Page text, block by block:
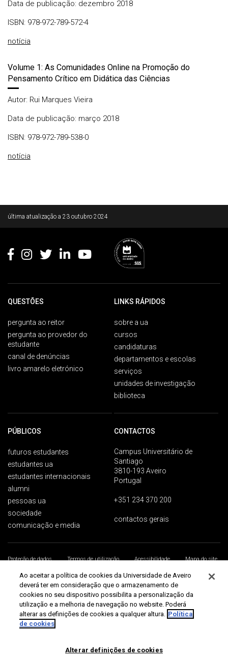
Data de publicação: dezembro 2018
ISBN: 978-972-789-572-4
notícia
Volume 1: As Comunidades Online na Promoção do
Pensamento Crítico em Didática das Ciências
Autor: Rui Marques Vieira
Data de publicação: março 2018
ISBN: 978-972-789-538-0
notícia
última atualização a 23 outubro 2024
QUESTÕES
pergunta ao reitor
pergunta ao provedor do
estudante
canal de denúncias
livro amarelo eletrónico
LINKS RÁPIDOS
sobre a ua
cursos
candidaturas
departamentos e escolas
serviços
unidades de investigação
biblioteca
PÚBLICOS
futuros estudantes
estudantes ua
estudantes internacionais
alumni
pessoas ua
sociedade
comunicação e media
CONTACTOS
Campus Universitário de
Santiago
3810-193 Aveiro
Portugal
+351 234 370 200
contactos gerais
Proteção de dados Termos de utilização Acessibilidade
Mapa do site
Universidade de Aveiro 2026
Ao aceitar a política de cookies da Universidade de Aveiro
deverá ter em consideração que o armazenamento de
cookies no seu dispositivo possibilita a personalização da
utilização e a melhoria de navegação no website. Poderá
alterar as definições de cookies a qualquer altura. Política
de cookies
Alterar definições de cookies